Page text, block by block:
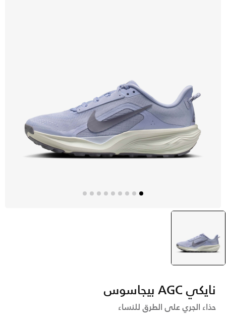
selected
رمادي
نايكي AGC بيجاسوس
حذاء الجري على الطرق للنساء